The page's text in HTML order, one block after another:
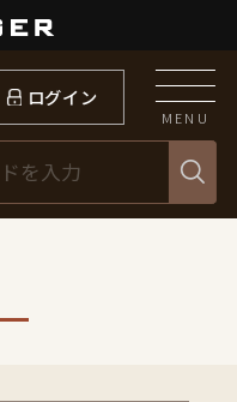
ログイン
MENU